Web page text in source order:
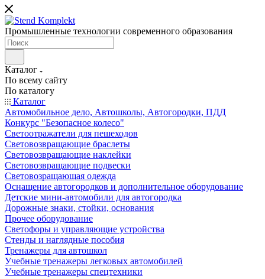
Промышленные технологии современного образования
Каталог
По всему сайту
По каталогу
Каталог
Автомобильное дело, Автошколы, Автогородки, ПДД
Конкурс "Безопасное колесо"
Светоотражатели для пешеходов
Световозвращающие браслеты
Световозвращающие наклейки
Световозвращающие подвески
Световозращающая одежда
Оснащение автогородков и дополнительное оборудование
Детские мини-автомобили для автогородка
Дорожные знаки, стойки, основания
Прочее оборудование
Светофоры и управляющие устройства
Стенды и наглядные пособия
Тренажеры для автошкол
Учебные тренажеры легковых автомобилей
Учебные тренажеры спецтехники